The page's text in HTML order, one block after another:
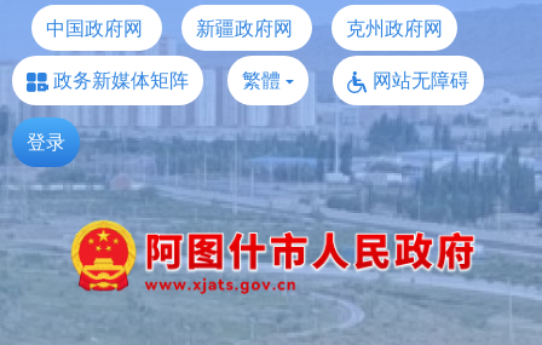
中国政府网 新疆政府网
克州政府网
政务新媒体矩阵
繁體 网站无障碍
登录